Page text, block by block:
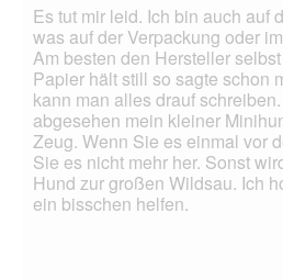
Es tut mir leid. Ich bin auch auf
was auf der Verpackung oder
Am besten den Hersteller
Papier hält still so sagte schon
kann man alles drauf
abgesehen mein kleiner
Zeug. Wenn Sie es einmal vor
Sie es nicht mehr her. Sonst
Hund zur großen Wildsau. Ich
ein bisschen helfen.